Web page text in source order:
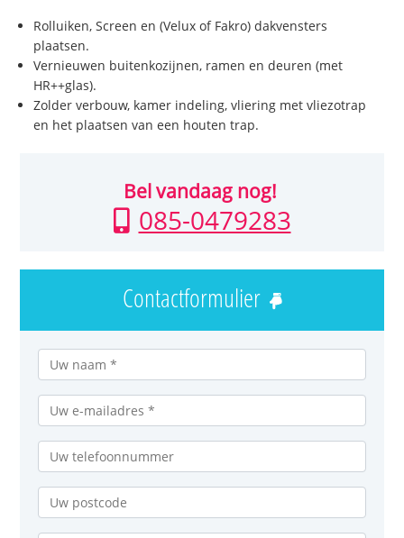
Rolluiken, Screen en (Velux of Fakro) dakvensters
plaatsen.
Vernieuwen buitenkozijnen, ramen en deuren (met
HR++glas).
Zolder verbouw, kamer indeling, vliering met vliezotrap
en het plaatsen van een houten trap.
Bel vandaag nog!
085-0479283
Contactformulier